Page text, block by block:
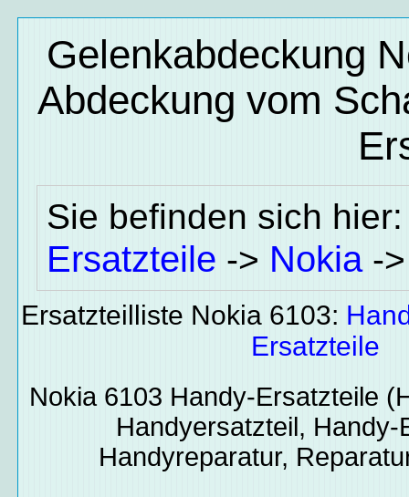
Gelenkabdeckung
Abdeckung vom
Sie befinden sich
Ersatzteile -> Nokia-
Ersatzteilliste Nokia 6103:
Ersatzteile
Nokia 6103 Handy-Ersatzteile
Handyersatzteil, Handy-
Handyreparatur,